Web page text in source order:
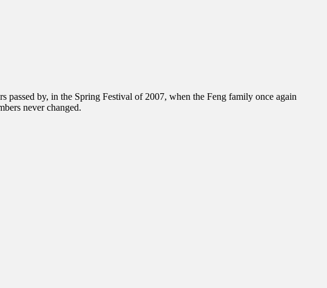
passed by, in the Spring Festival of 2007, when the Feng family once again
never changed.